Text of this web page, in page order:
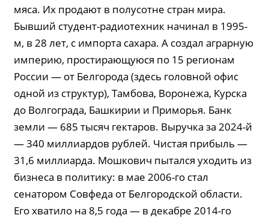
мяса. Их продают в полусотне стран мира.
Бывший студент-радиотехник начинал в 1995-
м, в 28 лет, с импорта сахара. А создал аграрную
империю, простирающуюся по 15 регионам
России — от Белгорода (здесь головной офис
одной из структур), Тамбова, Воронежа, Курска
до Волгограда, Башкирии и Приморья. Банк
земли — 685 тысяч гектаров. Выручка за 2024-й
— 340 миллиардов рублей. Чистая прибыль —
31,6 миллиарда. Мошкович пытался уходить из
бизнеса в политику: в мае 2006-го стал
сенатором Совфеда от Белгородской области.
Его хватило на 8,5 года — в декабре 2014-го